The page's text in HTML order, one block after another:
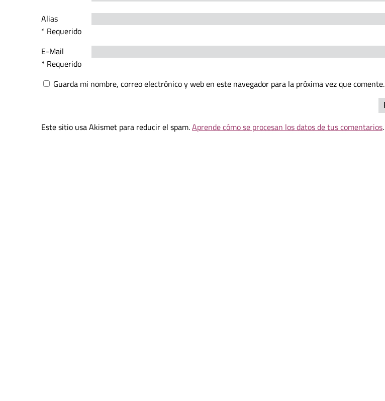
Alias
* Requerido
E-Mail
* Requerido
Guarda mi nombre, correo electrónico y web en este navegador para la próxima vez que comente.
Este sitio usa Akismet para reducir el spam.Aprende cómo se procesan los datos de tus comentarios.